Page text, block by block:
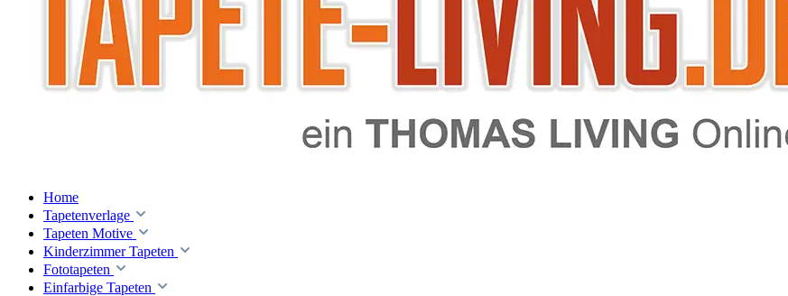
Home
Tapetenverlage
Tapeten Motive
Kinderzimmer Tapeten
Fototapeten
Einfarbige Tapeten